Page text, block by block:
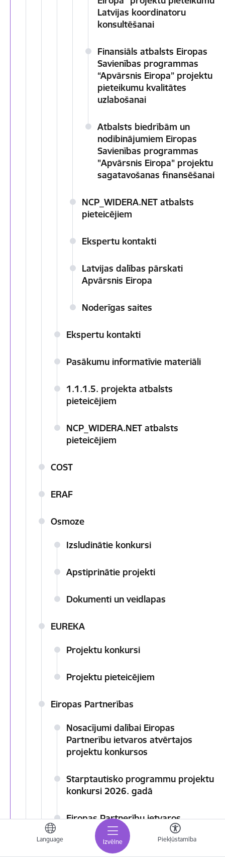
Izvēlne
Language Piekļūstamība
Latvijas koordinatoru
konsultēšanai
Finansiāls atbalsts Eiropas
Savienības programmas
“Apvārsnis Eiropa” projektu
pieteikumu kvalitātes
uzlabošanai
Atbalsts biedrībām un
nodibinājumiem Eiropas
Savienības programmas
"Apvārsnis Eiropa" projektu
sagatavošanas finansēšanai
NCP_WIDERA.NET atbalsts
pieteicējiem
Ekspertu kontakti
Latvijas dalības pārskati
Apvārsnis Eiropa
Noderīgas saites
Ekspertu kontakti
Pasākumu informatīvie materiāli
1.1.1.5. projekta atbalsts
pieteicējiem
NCP_WIDERA.NET atbalsts
pieteicējiem
COST
ERAF
Osmoze
Izsludinātie konkursi
Apstiprinātie projekti
Dokumenti un veidlapas
EUREKA
Projektu konkursi
Projektu pieteicējiem
Eiropas Partnerības
Nosacījumi dalībai Eiropas
Partnerību ietvaros atvērtajos
projektu konkursos
Starptautisko programmu projektu
konkursi 2026. gadā
Eiropas Partnerību ietvaros
īstenotie projekti